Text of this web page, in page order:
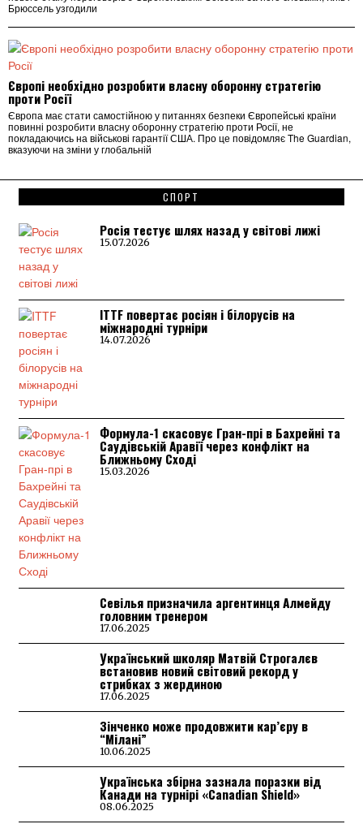
Брюссель узгодили
Європі необхідно розробити власну оборонну стратегію
проти Росії
Європа має стати самостійною у питаннях безпеки Європейські країни
повинні розробити власну оборонну стратегію проти Росії, не
покладаючись на військові гарантії США. Про це повідомляє The Guardian,
вказуючи на зміни у глобальній
СПОРТ
Росія тестує шлях назад у світові лижі
15.07.2026
ITTF повертає росіян і білорусів на
міжнародні турніри
14.07.2026
Формула-1 скасовує Гран-прі в Бахрейні та
Саудівській Аравії через конфлікт на
Ближньому Сході
15.03.2026
Севілья призначила аргентинця Алмейду
головним тренером
17.06.2025
Український школяр Матвій Строгалєв
встановив новий світовий рекорд у
стрибках з жердиною
17.06.2025
Зінченко може продовжити кар’єру в
“Мілані”
10.06.2025
Українська збірна зазнала поразки від
Канади на турнірі «Canadian Shield»
08.06.2025